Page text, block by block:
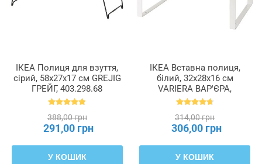
ІКЕА Полиця для взуття,
сірий, 58x27x17 см GREJIG
ГРЕЙГ, 403.298.68
388,00 грн
291,00 грн
У КОШИК
ІКЕА Вставна полиця,
білий, 32x28x16 см
VARIERA ВАР'ЄРА,
601.366.23
314,00 грн
306,00 грн
У КОШИК